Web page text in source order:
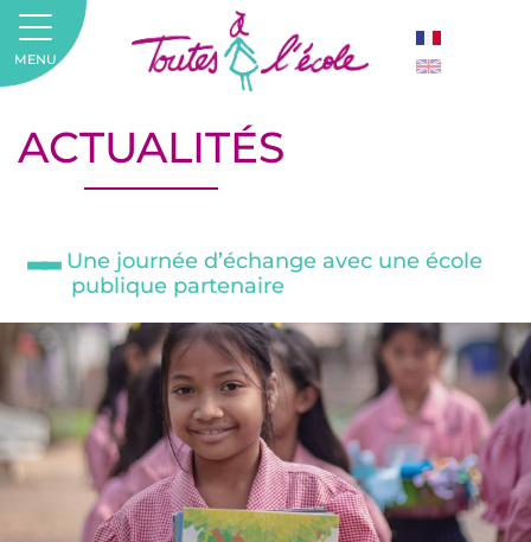
ACTUALITÉS
Une journée d’échange avec une école
publique partenaire
MENU